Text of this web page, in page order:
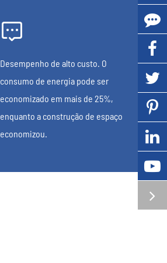

Desempenho de alto custo. O
consumo de energia pode ser
economizado em mais de 25%,
enquanto a construção de espaço
economizou.